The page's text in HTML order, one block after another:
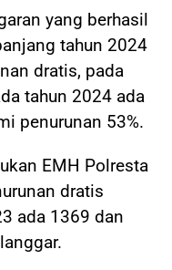
yang berhasil
tahun 2024
dratis, pada
tahun 2024 ada
penurunan 53%.
EMH Polresta
dratis
ada 1369 dan